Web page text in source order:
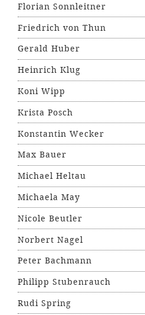
Florian Sonnleitner
Friedrich von Thun
Gerald Huber
Heinrich Klug
Koni Wipp
Krista Posch
Konstantin Wecker
Max Bauer
Michael Heltau
Michaela May
Nicole Beutler
Norbert Nagel
Peter Bachmann
Philipp Stubenrauch
Rudi Spring